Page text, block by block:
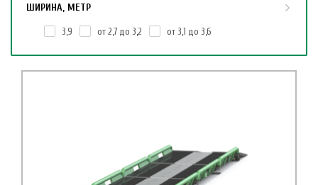
ШИРИНА, МЕТР
3,9 от 2,7 до 3,2 от 3,1 до 3,6